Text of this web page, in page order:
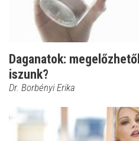
Daganatok:
iszunk?
Dr. Borbényi Erika